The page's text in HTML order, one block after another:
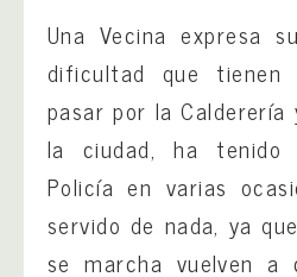
Una Vecina expresa
dificultad que tienen
pasar por la
la ciudad, ha
Policía en varias
servido de nada, ya
se marcha vuelven a